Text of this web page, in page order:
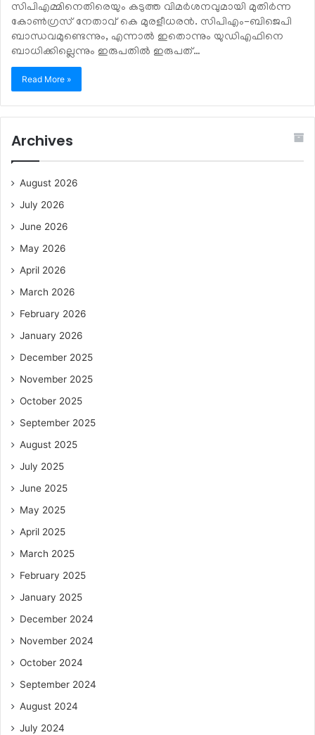
സിപിഎമ്മിനെതിരെയും കടുത്ത വിമര്‍ശനവുമായി മുതിര്‍ന്ന
കോണ്‍ഗ്രസ് നേതാവ് കെ മുരളീധരന്‍. സിപിഎം-ബിജെപി
ബാന്ധവമുണ്ടെന്നും, എന്നാല്‍ ഇതൊന്നും യുഡിഎഫിനെ
ബാധിക്കില്ലെന്നും ഇരുപതില്‍ ഇരുപത്…
Read More »
Archives
August 2026
July 2026
June 2026
May 2026
April 2026
March 2026
February 2026
January 2026
December 2025
November 2025
October 2025
September 2025
August 2025
July 2025
June 2025
May 2025
April 2025
March 2025
February 2025
January 2025
December 2024
November 2024
October 2024
September 2024
August 2024
July 2024